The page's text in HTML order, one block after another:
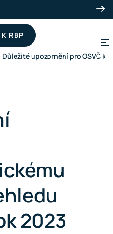
RBP
Důležité upozornění pro OSVČ k
2023